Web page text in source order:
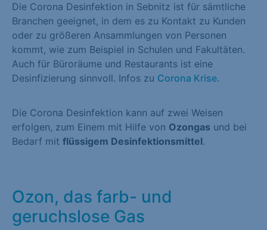
Die Corona Desinfektion in Sebnitz ist für sämtliche
Branchen geeignet, in dem es zu Kontakt zu Kunden
oder zu größeren Ansammlungen von Personen
kommt, wie zum Beispiel in Schulen und Fakultäten.
Auch für Büroräume und Restaurants ist eine
Desinfizierung sinnvoll. Infos zu Corona Krise.
Die Corona Desinfektion kann auf zwei Weisen
erfolgen, zum Einem mit Hilfe von Ozongas und bei
Bedarf mit flüssigem Desinfektionsmittel.
Ozon, das farb- und
geruchslose Gas